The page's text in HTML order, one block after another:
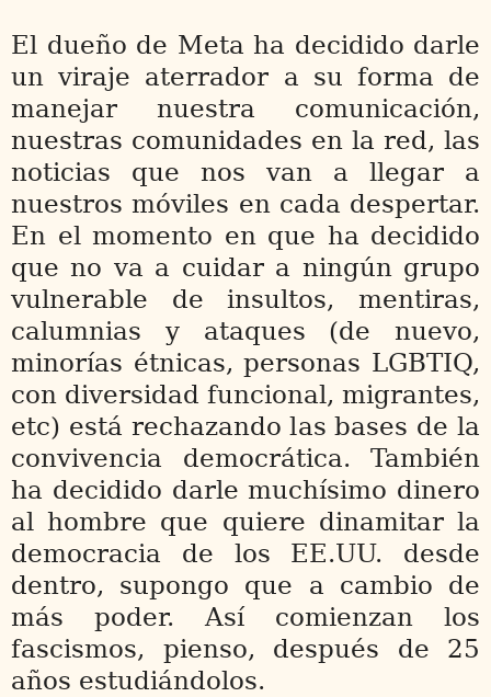
El dueño de Meta ha decidido darle
un viraje aterrador a su forma de
manejar nuestra comunicación,
nuestras comunidades en la red, las
noticias que nos van a llegar a
nuestros móviles en cada despertar.
En el momento en que ha decidido
que no va a cuidar a ningún grupo
vulnerable de insultos, mentiras,
calumnias y ataques (de nuevo,
minorías étnicas, personas LGBTIQ,
con diversidad funcional, migrantes,
etc) está rechazando las bases de la
convivencia democrática. También
ha decidido darle muchísimo dinero
al hombre que quiere dinamitar la
democracia de los EE.UU. desde
dentro, supongo que a cambio de
más poder. Así comienzan los
fascismos, pienso, después de 25
años estudiándolos.